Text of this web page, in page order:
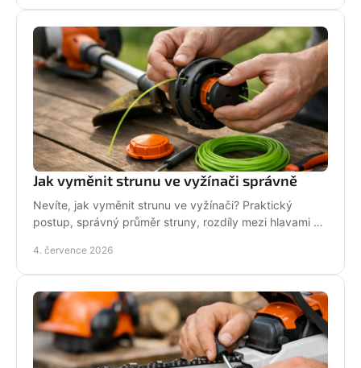
Jak vyměnit strunu ve vyžínači správně
Nevíte, jak vyměnit strunu ve vyžínači? Praktický
postup, správný průměr struny, rozdíly mezi hlavami a
4. července 2026